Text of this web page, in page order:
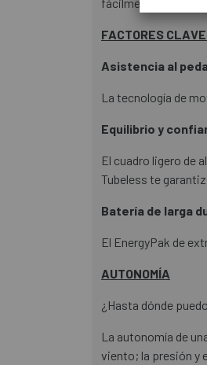
FACTORES
Asistencia al
La tecnología de
Equilibrio y
El cuadro ligero de
Tubeless te
Batería de larga
El EnergyPak de
AUTONOMÍA
¿Hasta dónde
La autonomía de
viento; la presión y